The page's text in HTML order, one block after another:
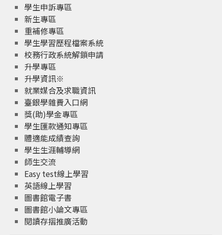
學生申訴專區
新生專區
重補修專區
學生學習歷程檔案系統
校務行政系統解鎖申請
升學專區
升學資訊※
就業媒合及求職資訊
臺銀學雜費入口網
獎(助)學金專區
學生匯款通知專區
體適能成績查詢
學生生涯輔導網
師生交流
Easy test線上學習
英語線上學習
圖書館電子書
圖書館小論文專區
閱讀存摺推廣活動